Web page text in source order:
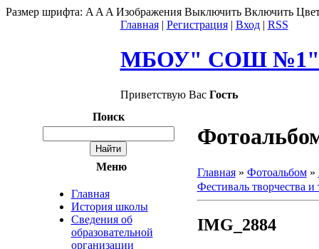
Размер шрифта: A A A Изображения Выключить Включить
Главная| Регистрация| Вход| RSS
МБОУ" СОШ №1"
Приветствую Вас Гость
Поиск
Меню
Главная
История школы
Сведения об
образовательной
организации
Главная» Фотоальбом»
Фестиваль творчества и
IMG_2884